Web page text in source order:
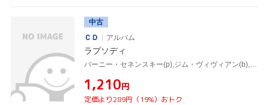
中古
ＣＤ
アルバム
ラプソディ
¥1,210円
定価より289円（19%）おトク